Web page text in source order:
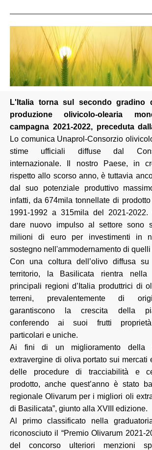
L'Italia torna sul secondo gradino
produzione olivicolo-olearia
campagna 2021-2022, preceduta
Lo comunica Unaprol-Consorzio
stime ufficiali diffuse dal
internazionale. Il nostro Paese, in
rispetto allo scorso anno, è tuttavia
dal suo potenziale produttivo
infatti, da 674mila tonnellate di
1991-1992 a 315mila del 2021-2022.
dare nuovo impulso al settore sono
milioni di euro per investimenti in
sostegno nell'ammodernamento di quelli
Con una coltura dell’olivo diffusa su
territorio, la Basilicata rientra nella
principali regioni d’Italia produttrici di
terreni, prevalentemente di
garantiscono la crescita della
conferendo ai suoi frutti proprietà
particolari e uniche.
Ai fini di un miglioramento della
extravergine di oliva portato sui mercati
delle procedure di tracciabilità e
prodotto, anche quest’anno è stato
regionale Olivarum per i migliori oli
di Basilicata”, giunto alla XVIII edizione.
Al primo classificato nella
riconosciuto il “Premio Olivarum 2021-
del concorso ulteriori menzioni